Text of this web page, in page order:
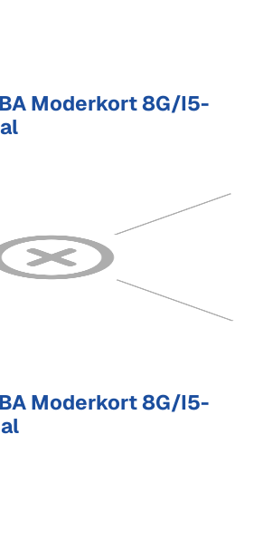
Moderkort 8G/I5-
Moderkort 8G/I5-